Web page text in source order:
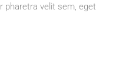
pharetra velit sem, eget